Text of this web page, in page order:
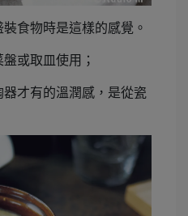
食物時是這樣的感覺。
或取皿使用；
才有的溫潤感，是從瓷